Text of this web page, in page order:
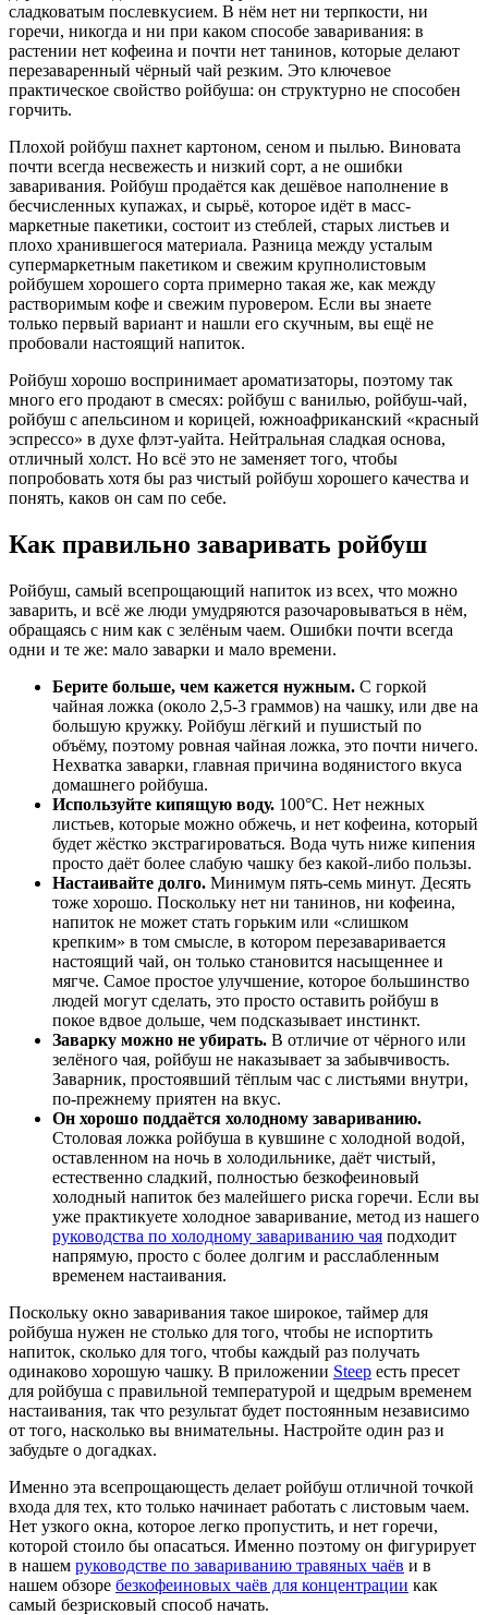
сладковатым послевкусием. В нём нет ни терпкости, ни
горечи, никогда и ни при каком способе заваривания: в
растении нет кофеина и почти нет танинов, которые делают
перезаваренный чёрный чай резким. Это ключевое
практическое свойство ройбуша: он структурно не способен
горчить.
Плохой ройбуш пахнет картоном, сеном и пылью. Виновата
почти всегда несвежесть и низкий сорт, а не ошибки
заваривания. Ройбуш продаётся как дешёвое наполнение в
бесчисленных купажах, и сырьё, которое идёт в масс-
маркетные пакетики, состоит из стеблей, старых листьев и
плохо хранившегося материала. Разница между усталым
супермаркетным пакетиком и свежим крупнолистовым
ройбушем хорошего сорта примерно такая же, как между
растворимым кофе и свежим пуровером. Если вы знаете
только первый вариант и нашли его скучным, вы ещё не
пробовали настоящий напиток.
Ройбуш хорошо воспринимает ароматизаторы, поэтому так
много его продают в смесях: ройбуш с ванилью, ройбуш-чай,
ройбуш с апельсином и корицей, южноафриканский «красный
эспрессо» в духе флэт-уайта. Нейтральная сладкая основа,
отличный холст. Но всё это не заменяет того, чтобы
попробовать хотя бы раз чистый ройбуш хорошего качества и
понять, каков он сам по себе.
Как правильно заваривать ройбуш
Ройбуш, самый всепрощающий напиток из всех, что можно
заварить, и всё же люди умудряются разочаровываться в нём,
обращаясь с ним как с зелёным чаем. Ошибки почти всегда
одни и те же: мало заварки и мало времени.
Берите больше, чем кажется нужным. С горкой
чайная ложка (около 2,5-3 граммов) на чашку, или две на
большую кружку. Ройбуш лёгкий и пушистый по
объёму, поэтому ровная чайная ложка, это почти ничего.
Нехватка заварки, главная причина водянистого вкуса
домашнего ройбуша.
Используйте кипящую воду. 100°C. Нет нежных
листьев, которые можно обжечь, и нет кофеина, который
будет жёстко экстрагироваться. Вода чуть ниже кипения
просто даёт более слабую чашку без какой-либо пользы.
Настаивайте долго. Минимум пять-семь минут. Десять
тоже хорошо. Поскольку нет ни танинов, ни кофеина,
напиток не может стать горьким или «слишком
крепким» в том смысле, в котором перезаваривается
настоящий чай, он только становится насыщеннее и
мягче. Самое простое улучшение, которое большинство
людей могут сделать, это просто оставить ройбуш в
покое вдвое дольше, чем подсказывает инстинкт.
Заварку можно не убирать. В отличие от чёрного или
зелёного чая, ройбуш не наказывает за забывчивость.
Заварник, простоявший тёплым час с листьями внутри,
по-прежнему приятен на вкус.
Он хорошо поддаётся холодному завариванию.
Столовая ложка ройбуша в кувшине с холодной водой,
оставленном на ночь в холодильнике, даёт чистый,
естественно сладкий, полностью безкофеиновый
холодный напиток без малейшего риска горечи. Если вы
уже практикуете холодное заваривание, метод из нашего
руководства по холодному завариванию чая подходит
напрямую, просто с более долгим и расслабленным
временем настаивания.
Поскольку окно заваривания такое широкое, таймер для
ройбуша нужен не столько для того, чтобы не испортить
напиток, сколько для того, чтобы каждый раз получать
одинаково хорошую чашку. В приложении Steep есть пресет
для ройбуша с правильной температурой и щедрым временем
настаивания, так что результат будет постоянным независимо
от того, насколько вы внимательны. Настройте один раз и
забудьте о догадках.
Именно эта всепрощающесть делает ройбуш отличной точкой
входа для тех, кто только начинает работать с листовым чаем.
Нет узкого окна, которое легко пропустить, и нет горечи,
которой стоило бы опасаться. Именно поэтому он фигурирует
в нашем руководстве по завариванию травяных чаёв и в
нашем обзоре безкофеиновых чаёв для концентрации как
самый безрисковый способ начать.